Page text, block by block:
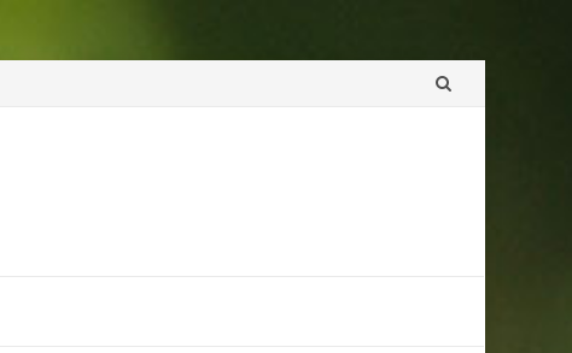
Přeskočit